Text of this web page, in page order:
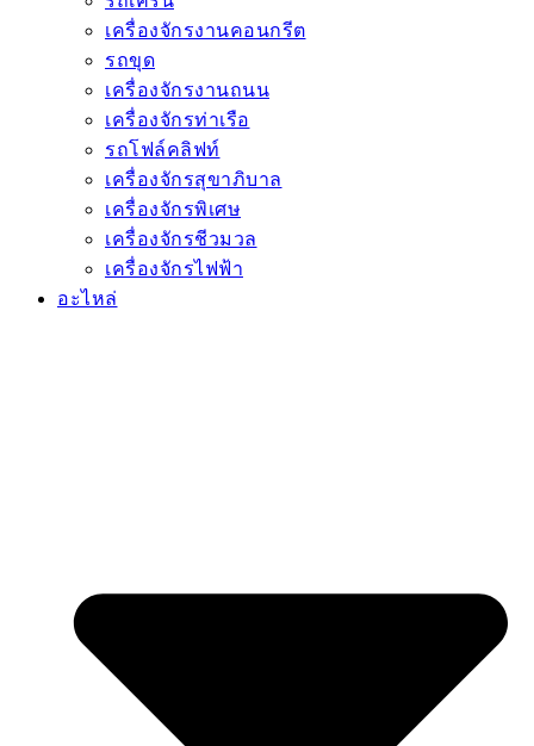
เครื่องจักรงานคอนกรีต
รถขุด
เครื่องจักรงานถนน
เครื่องจักรท่าเรือ
รถโฟล์คลิฟท์
เครื่องจักรสุขาภิบาล
เครื่องจักรพิเศษ
เครื่องจักรชีวมวล
เครื่องจักรไฟฟ้า
อะไหล่